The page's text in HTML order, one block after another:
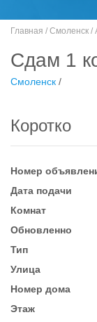
Главная / Смоленск /
Сдам 1
Смоленск /
Коротко
Номер
Дата подачи
Комнат
Обновленно
Тип
Улица
Номер дома
Этаж